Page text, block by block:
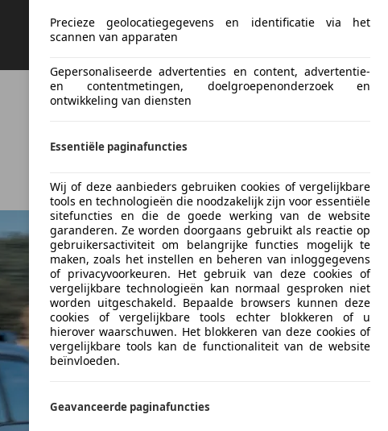
Precieze geolocatiegegevens en identificatie via het
scannen van apparaten
Gepersonaliseerde advertenties en content, advertentie-
en contentmetingen, doelgroepenonderzoek en
ontwikkeling van diensten
Essentiële paginafuncties
Wij of deze aanbieders gebruiken cookies of vergelijkbare
tools en technologieën die noodzakelijk zijn voor essentiële
sitefuncties en die de goede werking van de website
garanderen. Ze worden doorgaans gebruikt als reactie op
gebruikersactiviteit om belangrijke functies mogelijk te
maken, zoals het instellen en beheren van inloggegevens
of privacyvoorkeuren. Het gebruik van deze cookies of
vergelijkbare technologieën kan normaal gesproken niet
worden uitgeschakeld. Bepaalde browsers kunnen deze
cookies of vergelijkbare tools echter blokkeren of u
hierover waarschuwen. Het blokkeren van deze cookies of
vergelijkbare tools kan de functionaliteit van de website
beïnvloeden.
Geavanceerde paginafuncties